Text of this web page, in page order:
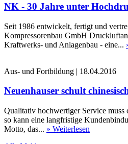
NK - 30 Jahre unter
Seit 1986 entwickelt, fertigt und
Kompressorenbau GmbH
Kraftwerks- und Anlagenbau - eine...
Aus- und Fortbildung | 18.04.2016
Neuenhauser schult
Qualitativ hochwertiger Service muss
so kann eine langfristige
Motto, das... » Weiterlesen